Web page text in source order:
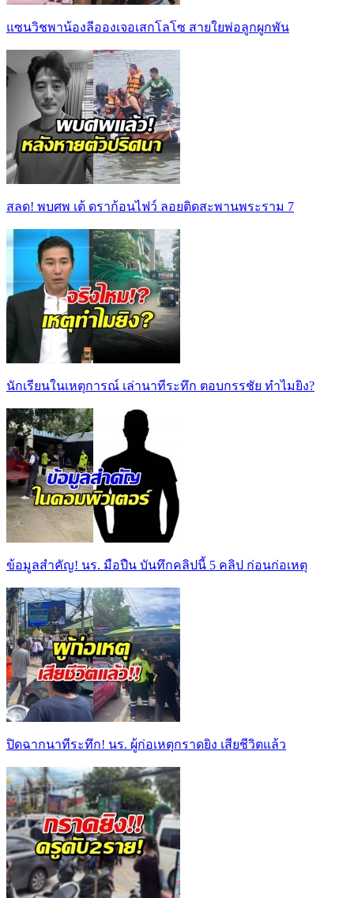
แซนวิชพาน้องลีอองเจอเสกโลโซ สายใยพ่อลูกผูกพัน
สลด! พบศพ เต้ ดราก้อนไฟว์ ลอยติดสะพานพระราม 7
นักเรียนในเหตุการณ์ เล่านาทีระทึก ตอบกรรชัย ทำไมยิง?
ข้อมูลสำคัญ! นร. มือปืน บันทึกคลิปนี้ 5 คลิป ก่อนก่อเหตุ
ปิดฉากนาทีระทึก! นร. ผู้ก่อเหตุกราดยิง เสียชีวิตแล้ว